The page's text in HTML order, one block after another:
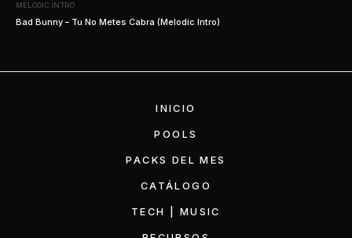
MELODIC INTRO
Bad Bunny – Tu No Metes Cabra (Melodic Intro)
INICIO
POOLS
PACKS DEL MES
CATÁLOGO
TECH | MUSIC